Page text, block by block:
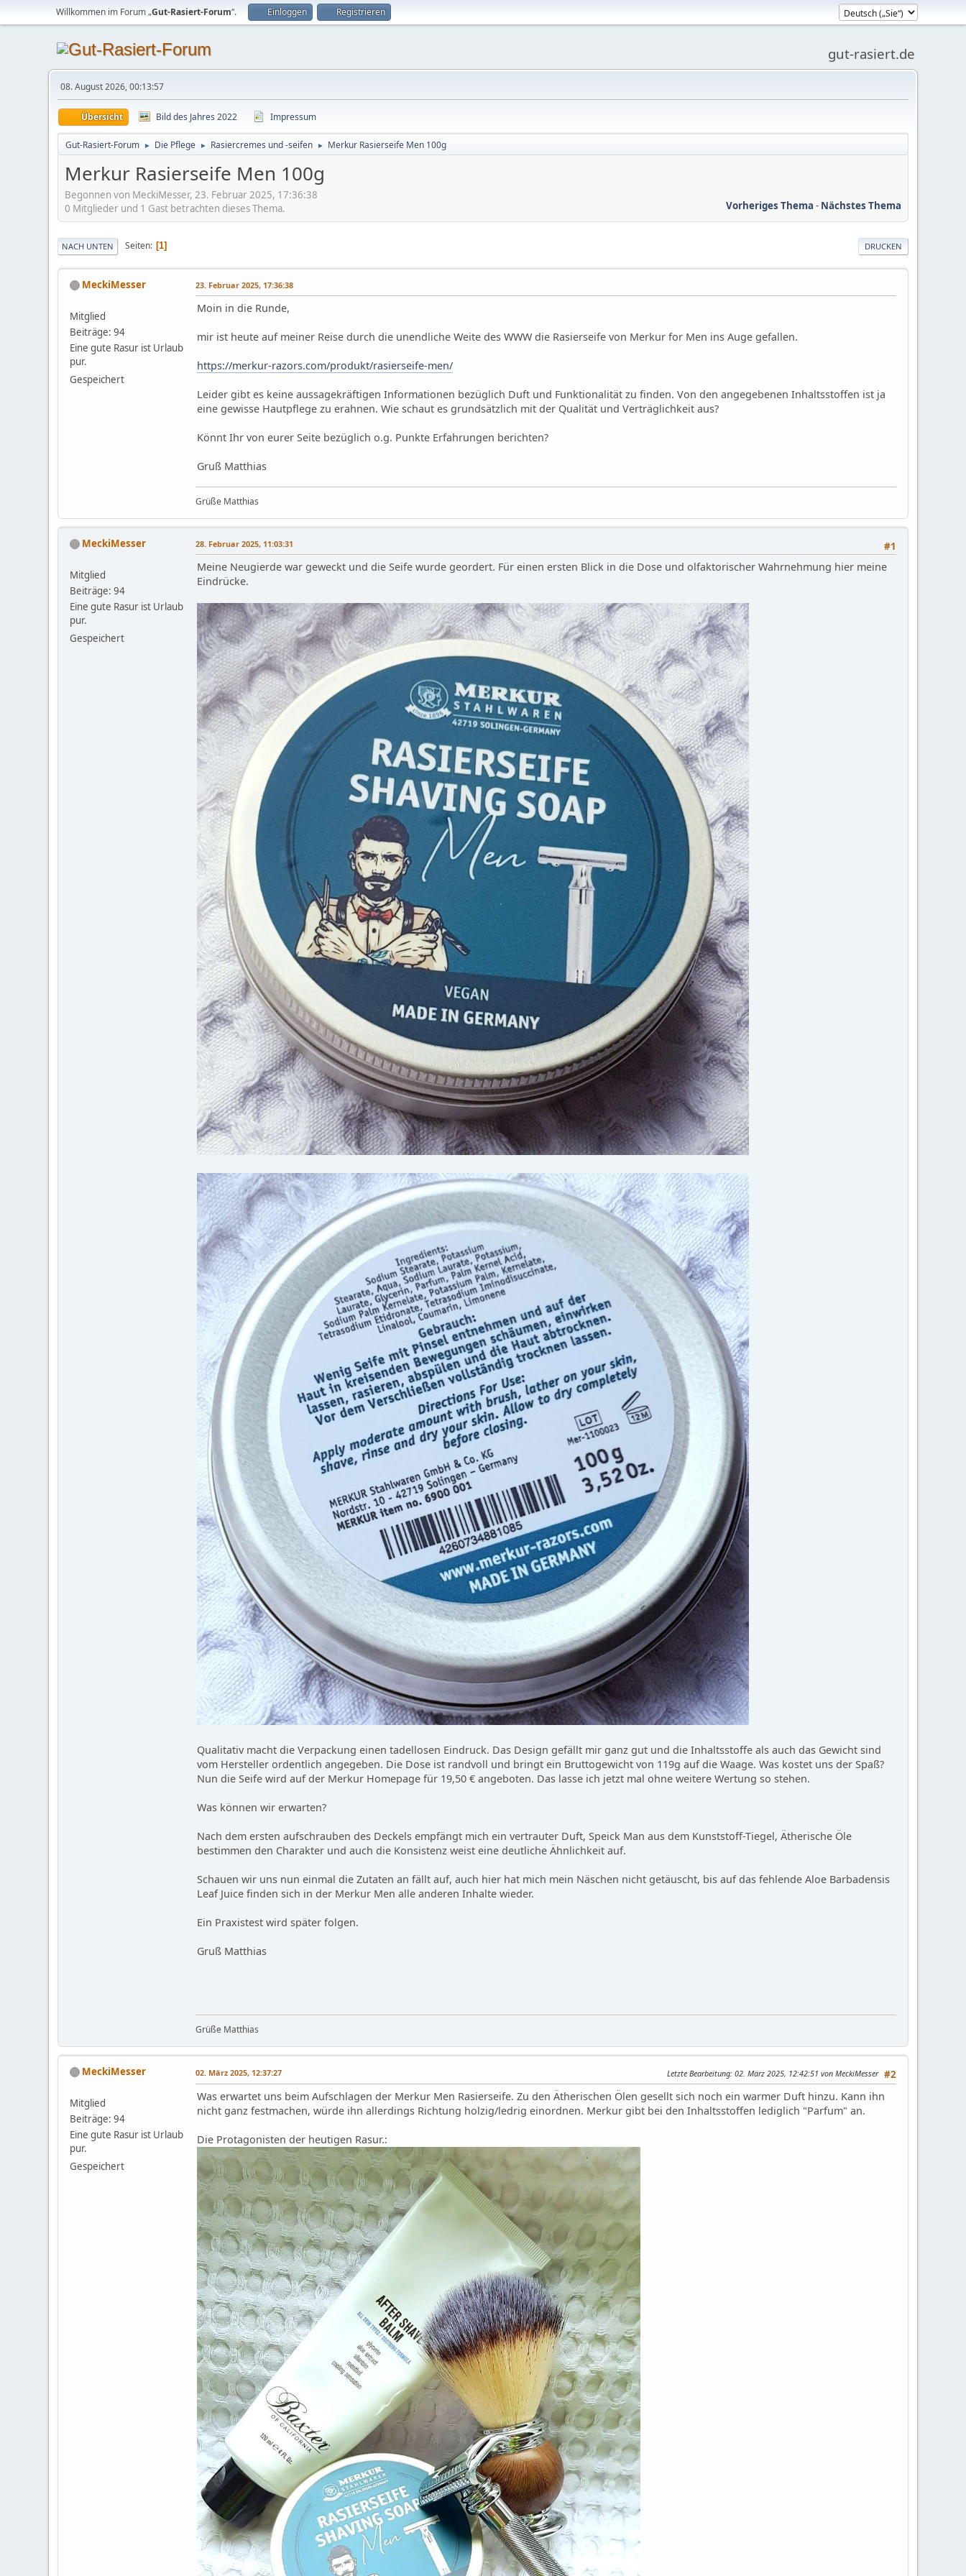
Willkommen im Forum „Gut-Rasiert-Forum“. Einloggen Registrieren
gut-rasiert.de
08. August 2026, 00:13:57
Übersicht Bild des Jahres 2022 Impressum
Gut-Rasiert-Forum ► Die Pflege ► Rasiercremes und -seifen ► Merkur Rasierseife Men 100g
Merkur Rasierseife Men 100g
Begonnen von MeckiMesser, 23. Februar 2025, 17:36:38
Vorheriges Thema - Nächstes Thema
0 Mitglieder und 1 Gast betrachten dieses Thema.
DRUCKEN
NACH UNTEN Seiten 1
MeckiMesser
Mitglied
Beiträge: 94
Eine gute Rasur ist Urlaub
pur.
Gespeichert
23. Februar 2025, 17:36:38
Moin in die Runde,
mir ist heute auf meiner Reise durch die unendliche Weite des WWW die Rasierseife von Merkur for Men ins Auge gefallen.
https://merkur-razors.com/produkt/rasierseife-men/
Leider gibt es keine aussagekräftigen Informationen bezüglich Duft und Funktionalität zu finden. Von den angegebenen Inhaltsstoffen ist ja
eine gewisse Hautpflege zu erahnen. Wie schaut es grundsätzlich mit der Qualität und Verträglichkeit aus?
Könnt Ihr von eurer Seite bezüglich o.g. Punkte Erfahrungen berichten?
Gruß Matthias
Grüße Matthias
MeckiMesser
Mitglied
Beiträge: 94
Eine gute Rasur ist Urlaub
pur.
Gespeichert
#1
28. Februar 2025, 11:03:31
Meine Neugierde war geweckt und die Seife wurde geordert. Für einen ersten Blick in die Dose und olfaktorischer Wahrnehmung hier meine
Eindrücke.
Qualitativ macht die Verpackung einen tadellosen Eindruck. Das Design gefällt mir ganz gut und die Inhaltsstoffe als auch das Gewicht sind
vom Hersteller ordentlich angegeben. Die Dose ist randvoll und bringt ein Bruttogewicht von 119g auf die Waage. Was kostet uns der Spaß?
Nun die Seife wird auf der Merkur Homepage für 19,50 € angeboten. Das lasse ich jetzt mal ohne weitere Wertung so stehen.
Was können wir erwarten?
Nach dem ersten aufschrauben des Deckels empfängt mich ein vertrauter Duft, Speick Man aus dem Kunststoff-Tiegel, Ätherische Öle
bestimmen den Charakter und auch die Konsistenz weist eine deutliche Ähnlichkeit auf.
Schauen wir uns nun einmal die Zutaten an fällt auf, auch hier hat mich mein Näschen nicht getäuscht, bis auf das fehlende Aloe Barbadensis
Leaf Juice finden sich in der Merkur Men alle anderen Inhalte wieder.
Ein Praxistest wird später folgen.
Gruß Matthias
Grüße Matthias
MeckiMesser
Mitglied
Beiträge: 94
Eine gute Rasur ist Urlaub
pur.
Gespeichert
#2
02. März 2025, 12:37:27 Letzte Bearbeitung: 02. März 2025, 12:42:51 von MeckiMesser
Was erwartet uns beim Aufschlagen der Merkur Men Rasierseife. Zu den Ätherischen Ölen gesellt sich noch ein warmer Duft hinzu. Kann ihn
nicht ganz festmachen, würde ihn allerdings Richtung holzig/ledrig einordnen. Merkur gibt bei den Inhaltsstoffen lediglich "Parfum" an.
Die Protagonisten der heutigen Rasur.: